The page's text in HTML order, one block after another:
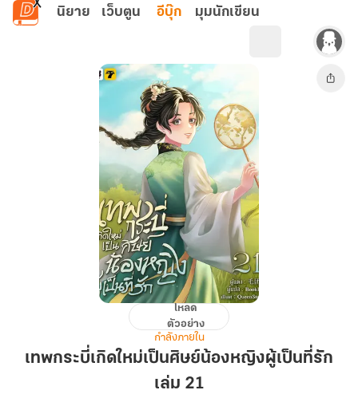
ข้ามไปยังเนื้อหาหลัก
นิยาย เว็บตูน อีบุ๊ก มุมนักเขียน
เกิด
โหลด
ตัวอย่าง
กำลังภายใน
เทพกระบี่เกิดใหม่เป็นศิษย์น้องหญิงผู้เป็นที่รัก
เล่ม 21